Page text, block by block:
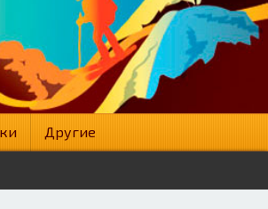
Другие